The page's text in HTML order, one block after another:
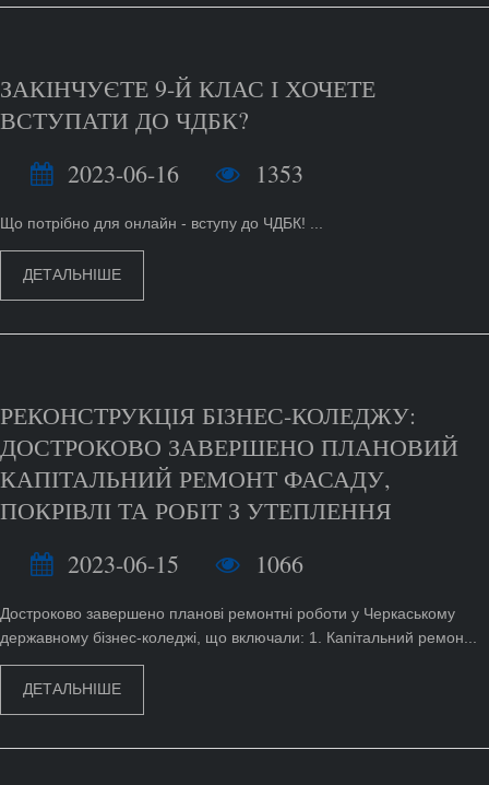
ЗАКІНЧУЄТЕ 9-Й КЛАС І ХОЧЕТЕ
ВСТУПАТИ ДО ЧДБК?
2023-06-16
1353
Що потрібно для онлайн - вступу до ЧДБК! ...
ДЕТАЛЬНІШЕ
РЕКОНСТРУКЦІЯ БІЗНЕС-КОЛЕДЖУ:
ДОСТРОКОВО ЗАВЕРШЕНО ПЛАНОВИЙ
КАПІТАЛЬНИЙ РЕМОНТ ФАСАДУ,
ПОКРІВЛІ ТА РОБІТ З УТЕПЛЕННЯ
2023-06-15
1066
Достроково завершено планові ремонтні роботи у Черкаському
державному бізнес-коледжі, що включали: 1. Капітальний ремон...
ДЕТАЛЬНІШЕ